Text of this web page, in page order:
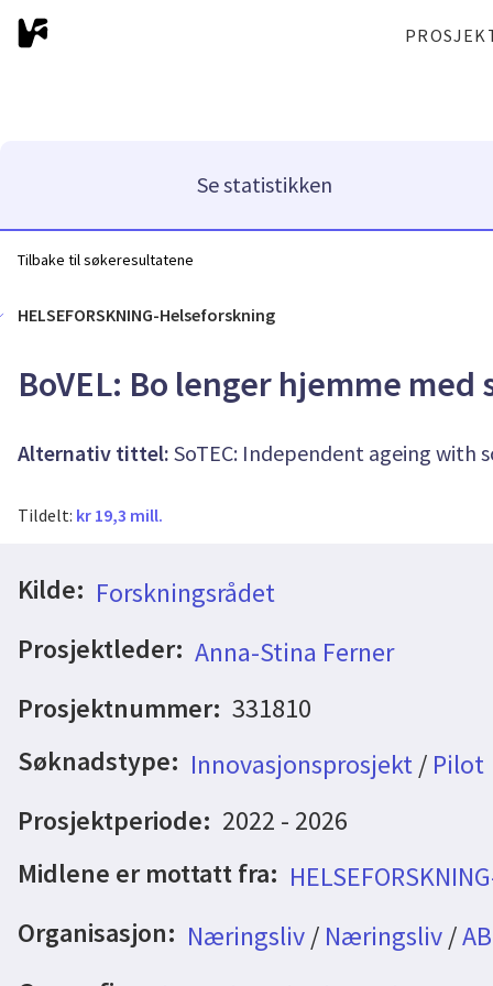
Se statistikken
Tilbake til søkeresultatene
HELSEFORSKNING-Helseforskning
BoVEL: Bo lenger hjemme
Alternativ tittel: SoTEC: Independent ageing with
Tildelt: kr 19,3 mill.
Kilde: Forskningsrådet
Prosjektleder: Anna-Stina Ferner
Prosjektnummer: 331810
Søknadstype: Innovasjonsprosjekt/ Pilot
Prosjektperiode: 2022 - 2026
Midlene er mottatt fra:
Organisasjon: Næringsliv/ Næringsliv/